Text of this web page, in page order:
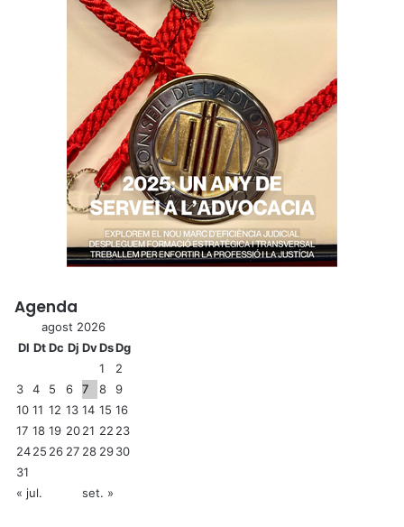
Agenda
agost 2026
Dl DtDc Dj DvDsDg
1
2
3
4 5 6 7 8
9
10 11 12 13 14 15 16
17 18 19 2021 22 23
2425 26 27 28 2930
31
« jul.
set. »